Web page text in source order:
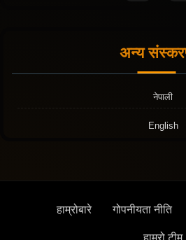
अन्य
नेपाली
English
हाम्रोबारे गोपनीयता नीति
हाम्रो टीम